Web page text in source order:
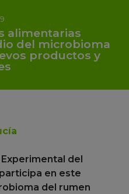
alimentarias
del microbioma
productos y
del
en este
del rumen